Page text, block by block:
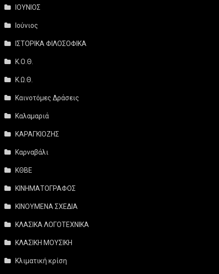
ΙΟΥΝΙΟΣ
Ιούνιος
ΙΣΤΟΡΙΚΑ ΦΙΛΟΣΟΦΙΚΑ
Κ.Ο.Θ.
Κ.Ω.Θ.
Καινοτόμες Δράσεις
Καλαμαριά
ΚΑΡΑΓΚΙΟΖΗΣ
Καρναβάλι
ΚΘΒΕ
ΚΙΝΗΜΑΤΟΓΡΑΦΟΣ
ΚΙΝΟΥΜΕΝΑ ΣΧΕΔΙΑ
ΚΛΑΣΙΚΑ ΛΟΓΟΤΕΧΝΙΚΑ
ΚΛΑΣΙΚΗ ΜΟΥΣΙΚΗ
Κλιματική κρίση